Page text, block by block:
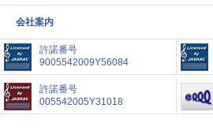
会社案内
許諾番号
9005542009Y56084
許諾番号
005542005Y31018